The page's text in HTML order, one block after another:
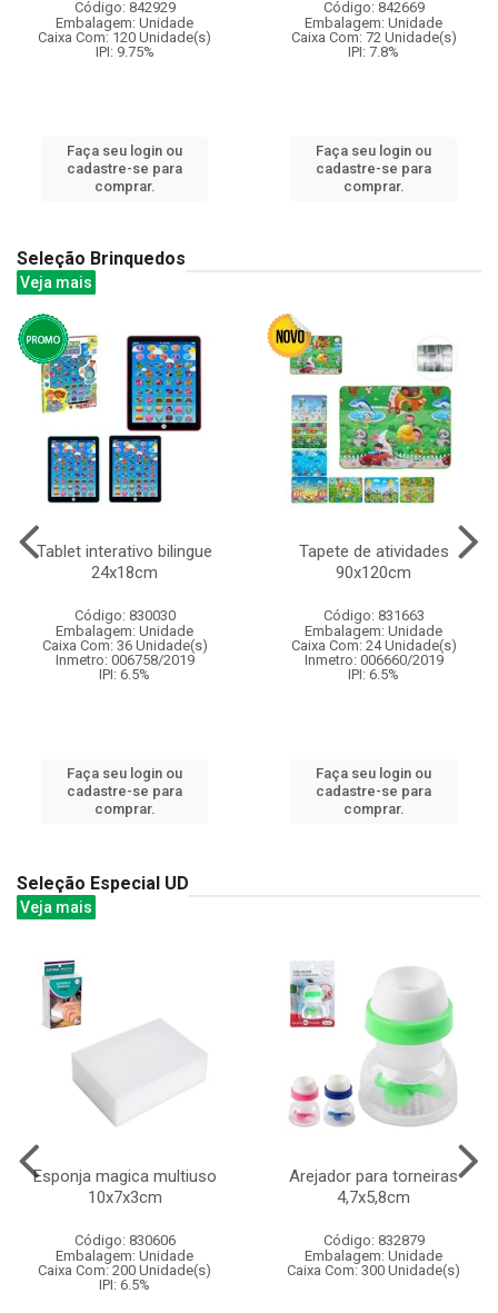
Código: 842929
Embalagem: Unidade
Caixa Com: 120 Unidade(s)
IPI: 9.75%
Faça seu login ou
cadastre-se para
comprar.
Código: 842669
Embalagem: Unidade
Caixa Com: 72 Unidade(s)
IPI: 7.8%
Faça seu login ou
cadastre-se para
comprar.
Seleção Brinquedos
Veja mais
Tablet interativo bilingue
24x18cm
Código: 830030
Embalagem: Unidade
Caixa Com: 36 Unidade(s)
Inmetro: 006758/2019
IPI: 6.5%
Faça seu login ou
cadastre-se para
comprar.
Tapete de atividades
90x120cm
Código: 831663
Embalagem: Unidade
Caixa Com: 24 Unidade(s)
Inmetro: 006660/2019
IPI: 6.5%
Faça seu login ou
cadastre-se para
comprar.
Seleção Especial UD
Veja mais
Esponja magica multiuso
10x7x3cm
Código: 830606
Embalagem: Unidade
Caixa Com: 200 Unidade(s)
IPI: 6.5%
Arejador para torneiras
4,7x5,8cm
Código: 832879
Embalagem: Unidade
Caixa Com: 300 Unidade(s)